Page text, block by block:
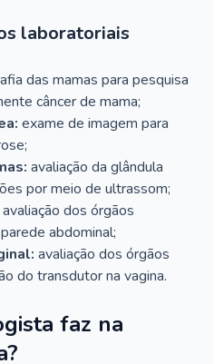
laboratoriais
das mamas para pesquisa
câncer de mama;
exame de imagem para
avaliação da glândula
por meio de ultrassom;
avaliação dos órgãos
abdominal;
avaliação dos órgãos
do transdutor na vagina.
faz na